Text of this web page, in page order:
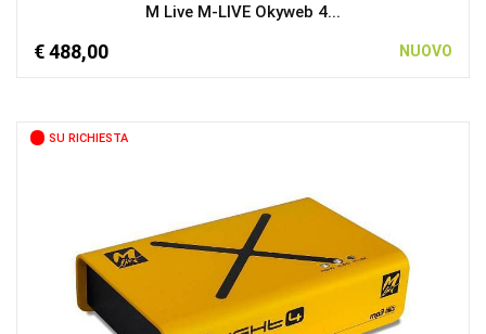
M Live M-LIVE Okyweb 4...
€ 488,00 NUOVO
SU RICHIESTA